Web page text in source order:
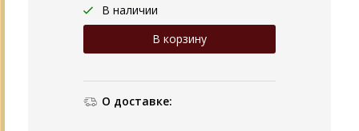
В наличии
О доставке: